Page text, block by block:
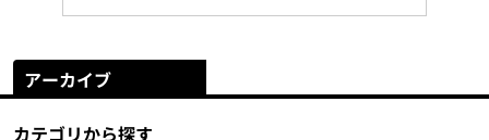
アーカイブ
カテゴリから探す